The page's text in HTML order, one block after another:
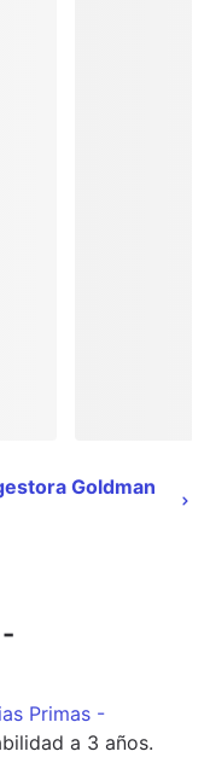
Goldman
Primas -
a 3 años.